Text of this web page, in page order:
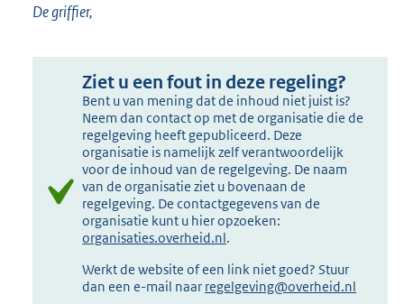
De griffier,
Ziet u een fout in deze regeling?
Bent u van mening dat de inhoud niet juist is?
Neem dan contact op met de organisatie die de
regelgeving heeft gepubliceerd. Deze
organisatie is namelijk zelf verantwoordelijk
voor de inhoud van de regelgeving. De naam
van de organisatie ziet u bovenaan de
regelgeving. De contactgegevens van de
organisatie kunt u hier opzoeken:
organisaties.overheid.nl.
Werkt de website of een link niet goed? Stuur
dan een e-mail naar regelgeving@overheid.nl